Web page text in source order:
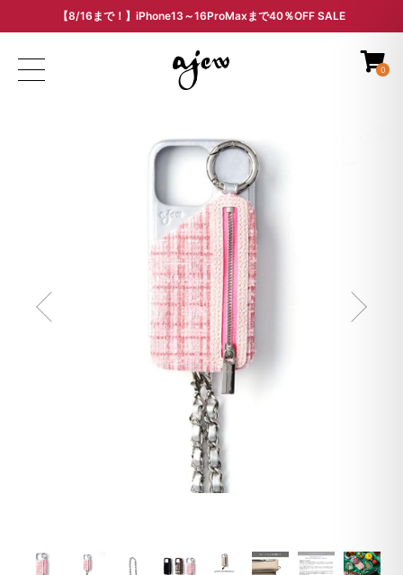
【8/16まで！】iPhone13～16ProMaxまで40％OFF SALE
ARCHIVE SALE - 過去モデルをお得な価格で -
0